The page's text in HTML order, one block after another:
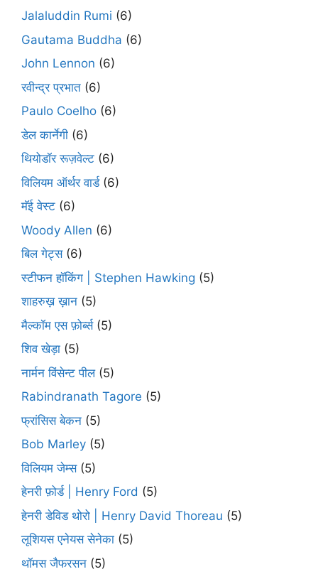
Jalaluddin Rumi (6)
Gautama Buddha (6)
John Lennon (6)
रवीन्द्र प्रभात (6)
Paulo Coelho (6)
डेल कार्नेगी (6)
थियोडॉर रूज़वेल्ट (6)
विलियम ऑर्थर वार्ड(6)
मॅई वेस्ट (6)
Woody Allen (6)
बिल गेट्स(6)
स्टीफन हॉकिंग | Stephen Hawking (5)
शाहरुख़ ख़ान (5)
मैल्कॉम एस फ़ोर्ब्स(5)
शिव खेड़ा (5)
नार्मन विंसेन्ट पील(5)
Rabindranath Tagore (5)
फ्रांसिस बेकन (5)
Bob Marley (5)
विलियम जेम्स(5)
हेनरी फ़ोर्ड | Henry Ford (5)
हेनरी डेविड थोरो | Henry David Thoreau (5)
लूशियस एनेयस सेनेका (5)
थॉमस जैफरसन (5)